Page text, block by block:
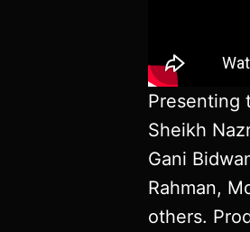
Presenting
Sheikh
Gani
Rahman,
others.